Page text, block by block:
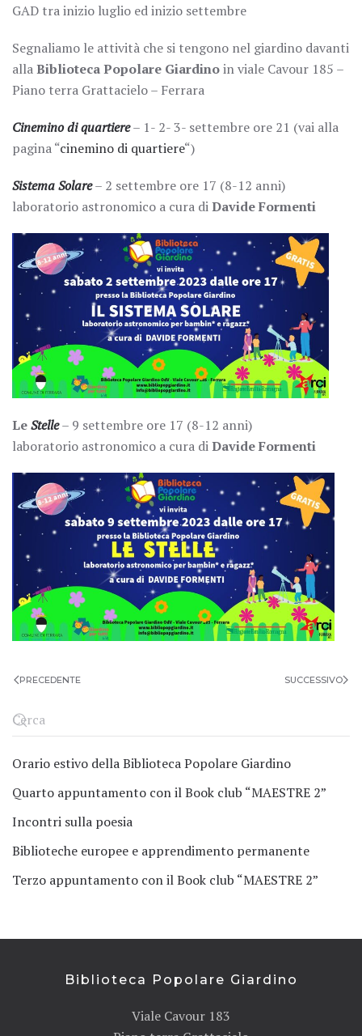
GAD tra inizio luglio ed inizio settembre
Segnaliamo le attività che si tengono nel giardino davanti
allaBiblioteca Popolare Giardinoin viale Cavour 185 –
Piano terra Grattacielo – Ferrara
Cinemino di quartiere– 1- 2- 3- settembre ore 21 (vai alla
pagina “cinemino di quartiere“)
Sistema Solare– 2 settembre ore 17 (8-12 anni)
laboratorio astronomico a cura diDavide Formenti
LeStelle– 9 settembre ore 17 (8-12 anni)
laboratorio astronomico a cura diDavide Formenti
PRECEDENTE SUCCESSIVO
Orario estivo della Biblioteca Popolare Giardino
Quarto appuntamento con il Book club “MAESTRE 2”
Incontri sulla poesia
Biblioteche europee e apprendimento permanente
Terzo appuntamento con il Book club “MAESTRE 2”
Biblioteca Popolare Giardino
Viale Cavour 183